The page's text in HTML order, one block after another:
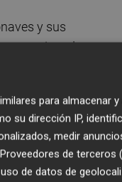
y sus
semiconductores,
aranceles sobre
para almacenar y
su dirección IP,
medir
Proveedores de terceros
de datos de